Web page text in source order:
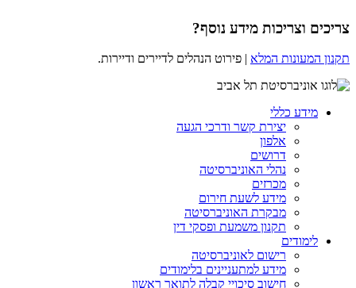
צריכים וצריכות מידע נוסף?
תקנון המעונות המלא | פירוט הנהלים לדיירים ודיירות.
מידע כללי
יצירת קשר ודרכי הגעה
אלפון
דרושים
נהלי האוניברסיטה
מכרזים
מידע לשעת חירום
מבקרת האוניברסיטה
תקנון משמעת ופסקי דין
לימודים
רישום לאוניברסיטה
מידע למתעניינים בלימודים
חישוב סיכויי קבלה לתואר ראשון